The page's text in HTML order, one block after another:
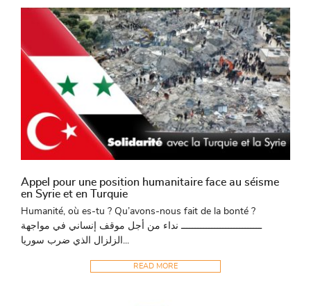
Appel pour une position humanitaire face au séisme
en Syrie et en Turquie
Humanité, où es-tu ? Qu’avons-nous fait de la bonté ?
ـــــــــــــــــــــــــــــ نداء من أجل موقف إنساني في مواجهة
READ MORE